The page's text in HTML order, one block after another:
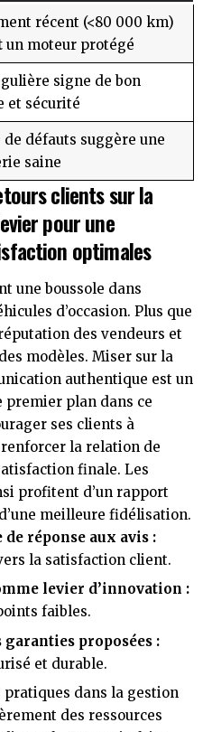
récent (<80 000 km)
un moteur protégé
signe de bon
et sécurité
de défauts suggère une
saine
clients sur la
pour une
optimales
une boussole dans
d’occasion. Plus que
des vendeurs et
modèles. Miser sur la
authentique est un
plan dans ce
ses clients à
la relation de
finale. Les
profitent d’un rapport
meilleure fidélisation.
réponse aux avis :
la satisfaction client.
levier d’innovation :
faibles.
proposées :
et durable.
pratiques dans la gestion
des ressources